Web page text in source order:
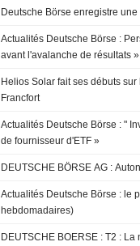
Deutsche Börse enregistre
Actualités Deutsche Börse :
avant l'avalanche de résultats »
Helios Solar fait ses débuts
Francfort
Actualités Deutsche Börse : "
de fournisseur d'ETF »
Actualités Deutsche Börse : le
hebdomadaires)
DEUTSCHE BOERSE : T2 : La normalisation de la volatilité confirme la réalité de la